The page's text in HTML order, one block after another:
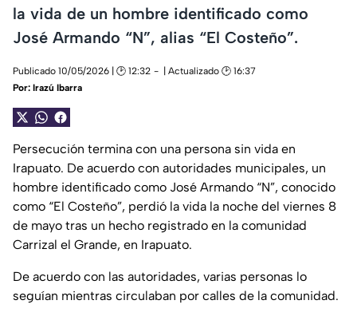
la vida de un hombre identificado como
José Armando “N”, alias “El Costeño”.
Publicado 10/05/2026 | 🕑 12:32
| Actualizado 🕑 16:37
Por: Irazú Ibarra
Persecución termina con una persona sin vida en
Irapuato. De acuerdo con autoridades municipales, un
hombre identificado como José Armando “N”, conocido
como “El Costeño”, perdió la vida la noche del viernes 8
de mayo tras un hecho registrado en la comunidad
Carrizal el Grande, en Irapuato.
De acuerdo con las autoridades, varias personas lo
seguían mientras circulaban por calles de la comunidad.